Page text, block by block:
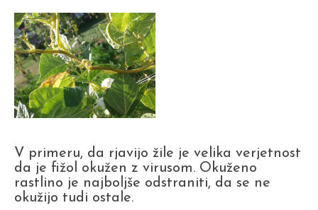
V primeru, da rjavijo žile je velika verjetnost
da je fižol okužen z virusom. Okuženo
rastlino je najboljše odstraniti, da se ne
okužijo tudi ostale.